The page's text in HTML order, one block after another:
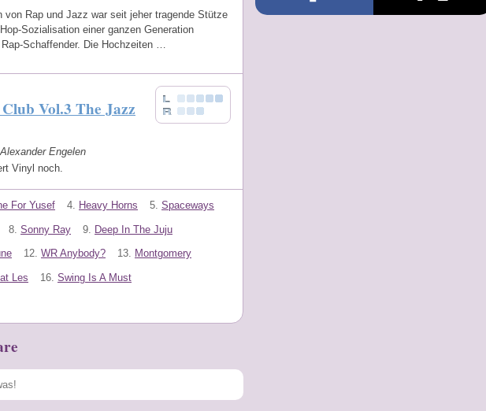
von Rap und Jazz war seit jeher tragende Stütze
Sozialisation einer ganzen Generation
Schaffender. Die Hochzeiten …
Vol.3 The Jazz
Engelen
Vinyl noch.
For Yusef 4. Heavy Horns 5. Spaceways
8. Sonny Ray 9. Deep In The Juju
12. WR Anybody? 13. Montgomery
Les 16. Swing Is A Must